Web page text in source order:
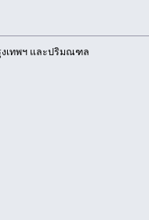
งเทพฯ และปริมณฑล